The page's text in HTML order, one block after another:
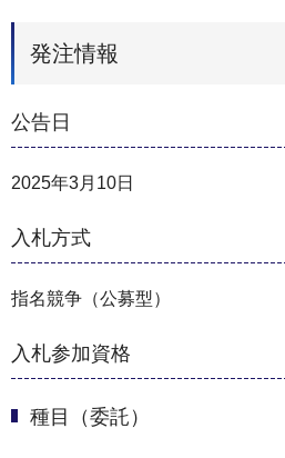
発注情報
公告日
2025年3月10日
入札方式
指名競争（公募型）
入札参加資格
種目（委託）